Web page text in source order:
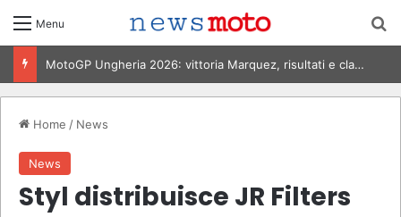
Menu
MotoGP Italia 2026, Bezzecchi vince al Mugello: risultati e classifica
Home / News
News
Styl distribuisce JR Filters